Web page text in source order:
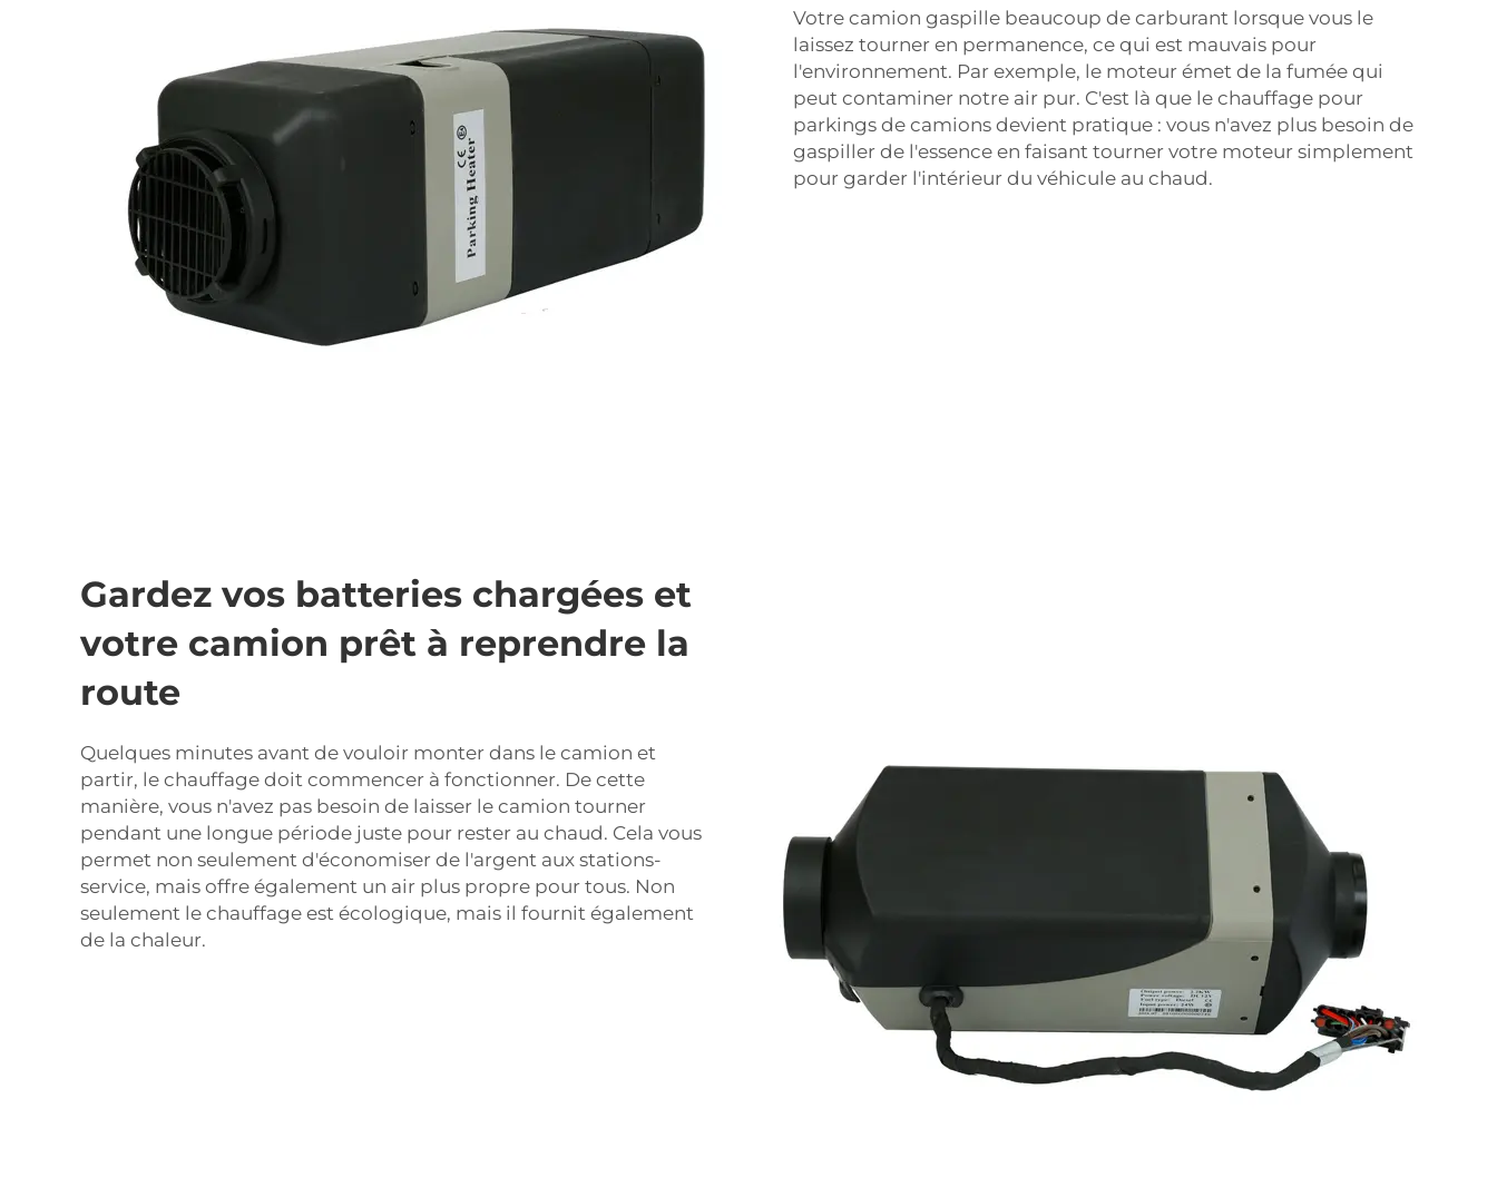
Votre camion gaspille beaucoup de carburant lorsque vous le
laissez tourner en permanence, ce qui est mauvais pour
l'environnement. Par exemple, le moteur émet de la fumée qui
peut contaminer notre air pur. C'est là que le chauffage pour
parkings de camions devient pratique : vous n'avez plus besoin de
gaspiller de l'essence en faisant tourner votre moteur simplement
pour garder l'intérieur du véhicule au chaud.
Gardez vos batteries chargées et
votre camion prêt à reprendre la
route
Quelques minutes avant de vouloir monter dans le camion et
partir, le chauffage doit commencer à fonctionner. De cette
manière, vous n'avez pas besoin de laisser le camion tourner
pendant une longue période juste pour rester au chaud. Cela vous
permet non seulement d'économiser de l'argent aux stations-
service, mais offre également un air plus propre pour tous. Non
seulement le chauffage est écologique, mais il fournit également
de la chaleur.